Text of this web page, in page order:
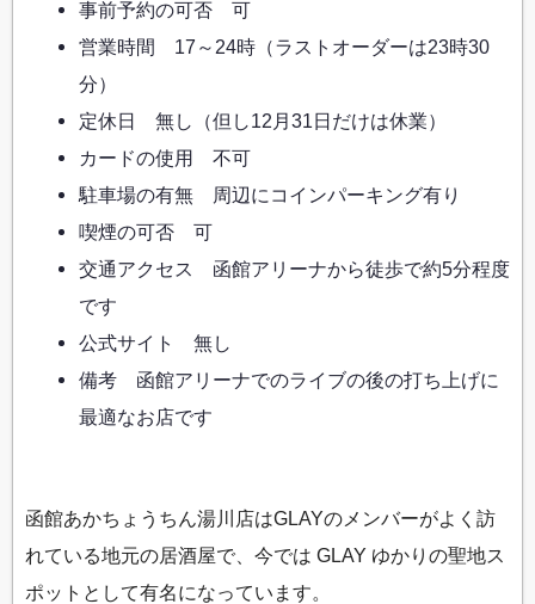
事前予約の可否 可
営業時間 17～24時（ラストオーダーは23時30
分）
定休日 無し（但し12月31日だけは休業）
カードの使用 不可
駐車場の有無 周辺にコインパーキング有り
喫煙の可否 可
交通アクセス 函館アリーナから徒歩で約5分程度
です
公式サイト 無し
備考 函館アリーナでのライブの後の打ち上げに
最適なお店です
函館あかちょうちん湯川店はGLAYのメンバーがよく訪
れている地元の居酒屋で、今では GLAY ゆかりの聖地ス
ポットとして有名になっています。